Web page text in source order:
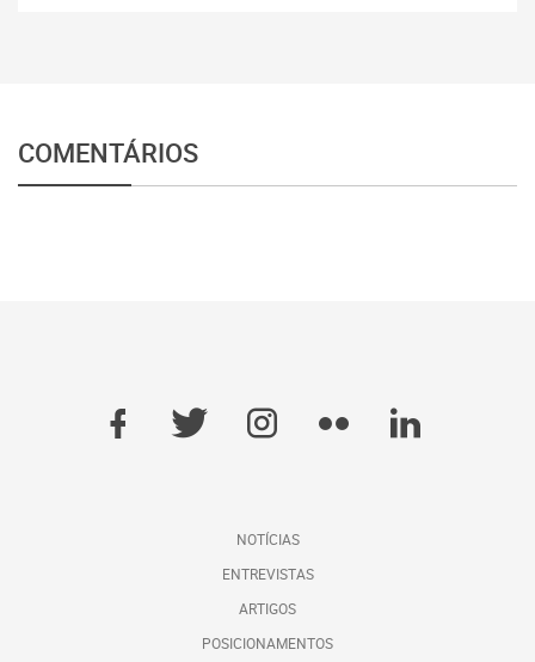
COMENTÁRIOS
NOTÍCIAS
ENTREVISTAS
ARTIGOS
POSICIONAMENTOS